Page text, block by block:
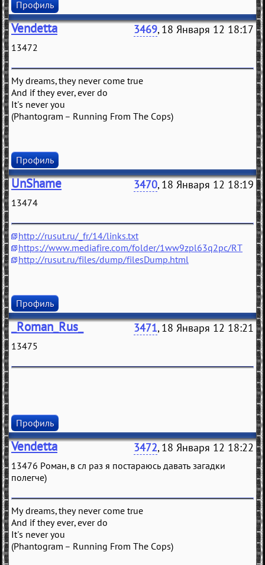
Профиль
Vendetta 3469, 18 Января 12 18:17
13472
My dreams, they never come true
And if they ever, ever do
It's never you
(Phantogram – Running From The Cops)
Профиль
UnShame 3470, 18 Января 12 18:19
13474
http://rusut.ru/_fr/14/links.txt
https://www.mediafire.com/folder/1ww9zpl63q2pc/RT
http://rusut.ru/files/dump/filesDump.html
Профиль
_Roman_Rus_ 3471, 18 Января 12 18:21
13475
Профиль
Vendetta 3472, 18 Января 12 18:22
13476 Роман, в сл раз я постараюсь давать загадки
полегче)
My dreams, they never come true
And if they ever, ever do
It's never you
(Phantogram – Running From The Cops)